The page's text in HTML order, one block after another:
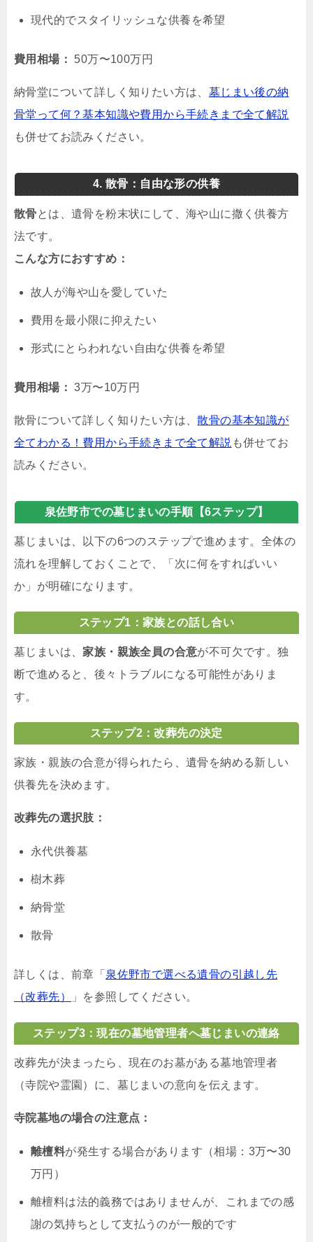
現代的でスタイリッシュな供養を希望
費用相場： 50万〜100万円
納骨堂について詳しく知りたい方は、 墓じまい後の納
骨堂って何？基本知識や費用から手続きまで全て解説
も併せてお読みください。
4. 散骨：自由な形の供養
散骨とは、遺骨を粉末状にして、海や山に撒く供養方
法です。
こんな方におすすめ：
故人が海や山を愛していた
費用を最小限に抑えたい
形式にとらわれない自由な供養を希望
費用相場： 3万〜10万円
散骨について詳しく知りたい方は、散骨の基本知識が
全てわかる！費用から手続きまで全て解説 も併せてお
読みください。
泉佐野市での墓じまいの手順【6ステップ】
墓じまいは、以下の6つのステップで進めます。全体の
流れを理解しておくことで、「次に何をすればいい
か」が明確になります。
ステップ1：家族との話し合い
墓じまいは、 家族・親族全員の合意が不可欠です。独
断で進めると、後々トラブルになる可能性がありま
す。
ステップ2：改葬先の決定
家族・親族の合意が得られたら、遺骨を納める新しい
供養先を決めます。
改葬先の選択肢：
永代供養墓
樹木葬
納骨堂
散骨
詳しくは、前章「 泉佐野市で選べる遺骨の引越し先
（改葬先）
」を参照してください。
ステップ3：現在の墓地管理者へ墓じまいの連絡
改葬先が決まったら、現在のお墓がある墓地管理者
（寺院や霊園）に、墓じまいの意向を伝えます。
寺院墓地の場合の注意点：
離檀料が発生する場合があります（相場：3万〜30
万円）
離檀料は法的義務ではありませんが、これまでの感
謝の気持ちとして支払うのが一般的です